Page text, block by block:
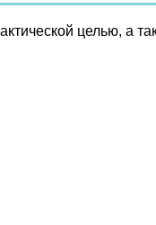
целью, а